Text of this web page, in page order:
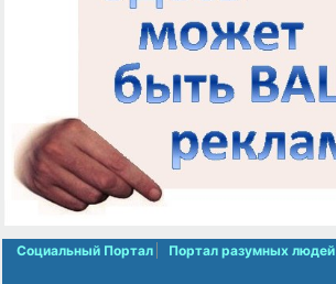
Социальный Портал Портал разумных людей